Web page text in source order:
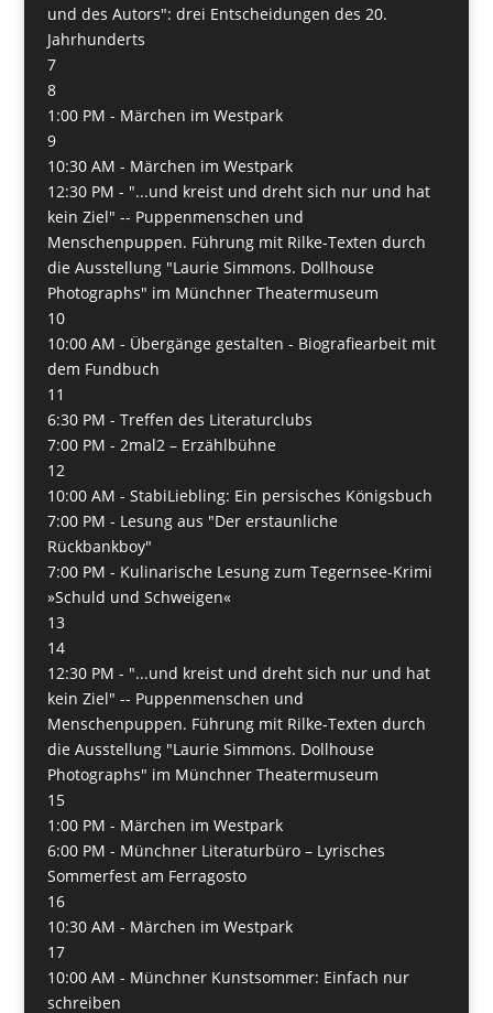
und des Autors": drei Entscheidungen des 20.
Jahrhunderts
7
8
1:00 PM - Märchen im Westpark
9
10:30 AM - Märchen im Westpark
12:30 PM - "...und kreist und dreht sich nur und hat
kein Ziel" -- Puppenmenschen und
Menschenpuppen. Führung mit Rilke-Texten durch
die Ausstellung "Laurie Simmons. Dollhouse
Photographs" im Münchner Theatermuseum
10
10:00 AM - Übergänge gestalten - Biografiearbeit mit
dem Fundbuch
11
6:30 PM - Treffen des Literaturclubs
7:00 PM - 2mal2 – Erzählbühne
12
10:00 AM - StabiLiebling: Ein persisches Königsbuch
7:00 PM - Lesung aus "Der erstaunliche
Rückbankboy"
7:00 PM - Kulinarische Lesung zum Tegernsee-Krimi
»Schuld und Schweigen«
13
14
12:30 PM - "...und kreist und dreht sich nur und hat
kein Ziel" -- Puppenmenschen und
Menschenpuppen. Führung mit Rilke-Texten durch
die Ausstellung "Laurie Simmons. Dollhouse
Photographs" im Münchner Theatermuseum
15
1:00 PM - Märchen im Westpark
6:00 PM - Münchner Literaturbüro – Lyrisches
Sommerfest am Ferragosto
16
10:30 AM - Märchen im Westpark
17
10:00 AM - Münchner Kunstsommer: Einfach nur
schreiben